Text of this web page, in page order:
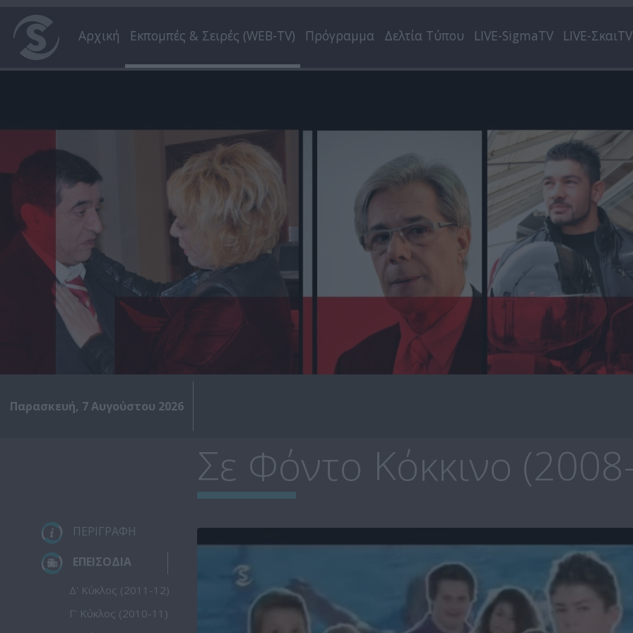
Αρχική Εκπομπές & Σειρές (WEB-TV) Πρόγραμμα Δελτία Τύπου LIVE-SigmaTV LIVE-ΣκαιTV
Παρασκευή, 7 Αυγούστου 2026
Σε Φόντο Κόκκινο
ΠΕΡΙΓΡΑΦΗ
ΕΠΕΙΣΟΔΙΑ
Δ' Κύκλος (2011-12)
Γ' Κύκλος (2010-11)